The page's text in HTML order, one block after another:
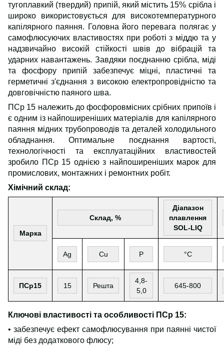
тугоплавкий (твердий) припій, який містить 15% срібла і
широко використовується для високотемпературного
капілярного паяння. Головна його перевага полягає у
самофлюсуючих властивостях при роботі з міддю та у
надзвичайно високій стійкості швів до вібрацій та
ударних навантажень. Завдяки поєднанню срібла, міді
та фосфору припій забезпечує міцні, пластичні та
герметичні з'єднання з високою електропровідністю та
довговічністю паяного шва.
ПСр 15 належить до фосфоровмісних срібних припоїв і
є одним із найпоширеніших матеріалів для капілярного
паяння мідних трубопроводів та деталей холодильного
обладнання. Оптимальне поєднання вартості,
технологічності та експлуатаційних властивостей
зробило ПСр 15 однією з найпоширеніших марок для
промислових, монтажних і ремонтних робіт.
Хімічний склад:
Марка
Склад, %
Діапазон
плавлення
SOL-LIQ
Ag Cu P °C
ПСр15 15 Решта
4,8-
5,0
645-800
Ключові властивості та особливості ПСр 15:
• забезпечує ефект самофлюсування при паянні чистої
міді без додаткового флюсу;